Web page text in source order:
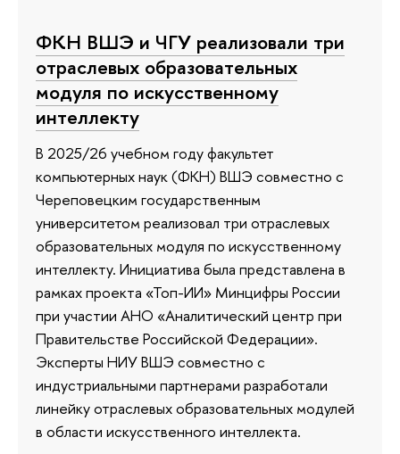
ФКН ВШЭ и ЧГУ реализовали три
отраслевых образовательных
модуля по искусственному
интеллекту
В 2025/26 учебном году факультет
компьютерных наук (ФКН) ВШЭ совместно с
Череповецким государственным
университетом реализовал три отраслевых
образовательных модуля по искусственному
интеллекту. Инициатива была представлена в
рамках проекта «Топ-ИИ» Минцифры России
при участии АНО «Аналитический центр при
Правительстве Российской Федерации».
Эксперты НИУ ВШЭ совместно с
индустриальными партнерами разработали
линейку отраслевых образовательных модулей
в области искусственного интеллекта.